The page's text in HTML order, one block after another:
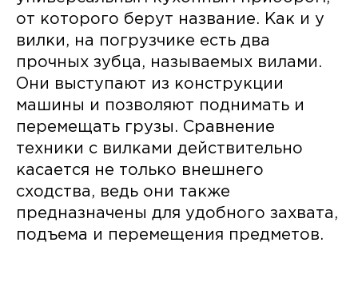
от которого берут название. Как и у
вилки, на погрузчике есть два
прочных зубца, называемых вилами.
Они выступают из конструкции
машины и позволяют поднимать и
перемещать грузы. Сравнение
техники с вилками действительно
касается не только внешнего
сходства, ведь они также
предназначены для удобного захвата,
подъема и перемещения предметов.